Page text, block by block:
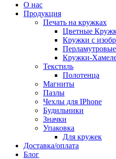
О нас
Продукция
Печать на кружках
Цветные
Кружки с
Кружки-
Текстиль
Полотенца
Магниты
Пазлы
Чехлы для IPhone
Будильники
Значки
Упаковка
Для кружек
Доставка/оплата
Блог